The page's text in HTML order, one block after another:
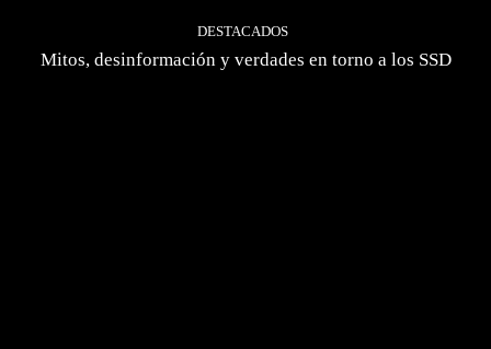
DESTACADOS
Mitos, desinformación y verdades en torno a los SSD